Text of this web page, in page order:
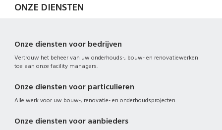
ONZE DIENSTEN
Onze diensten voor bedrijven
Vertrouw het beheer van uw onderhouds-, bouw- en renovatiewerken
toe aan onze facility managers.
Onze diensten voor particulieren
Alle werk voor uw bouw-, renovatie- en onderhoudsprojecten.
Onze diensten voor aanbieders